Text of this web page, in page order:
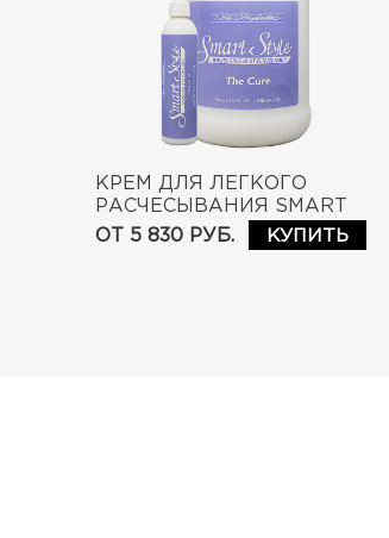
КРЕМ ДЛЯ ЛЕГКОГО
РАСЧЕСЫВАНИЯ SMART
STYLE THE CURE
ОТ 5 830 РУБ. КУПИТЬ